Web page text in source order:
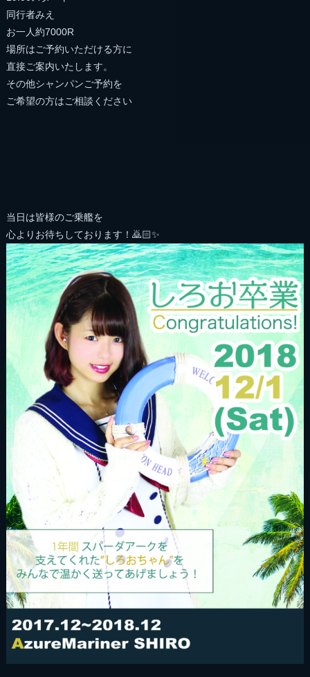
同行者みえ
お一人約7000R
場所はご予約いただける方に
直接ご案内いたします。
その他シャンパンご予約を
ご希望の方はご相談ください
当日は皆様のご乗艦を
心よりお待ちしております！🙇🏻✨